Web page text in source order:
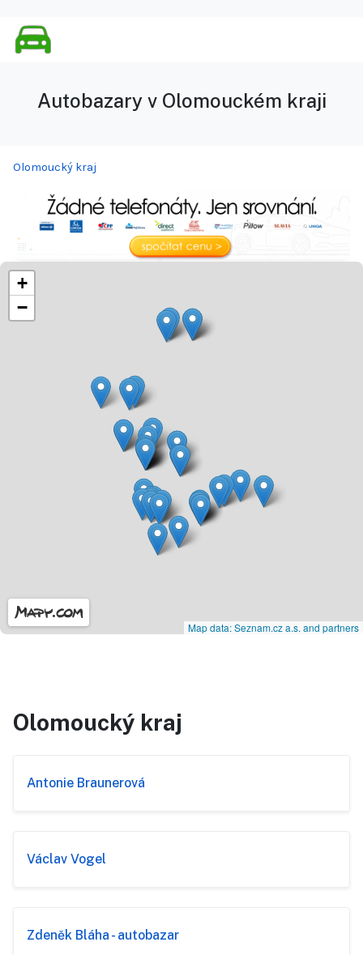
Autobazary v Olomouckém kraji
Olomoucký kraj
+
−
Map data: Seznam.cz a.s. and partners
Olomoucký kraj
Antonie Braunerová
Václav Vogel
Zdeněk Bláha - autobazar